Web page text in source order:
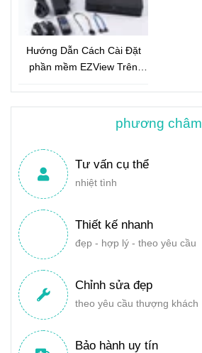
Hướng Dẫn Cách Cài Đặt
phần mềm EZView Trên
phương châm
Tư vấn cụ thể
nhiệt tình
Thiết kế nhanh
đẹp - hợp lý - theo yêu cầu
Chỉnh sửa đẹp
theo yêu cầu thượng khách
Bảo hành uy tín